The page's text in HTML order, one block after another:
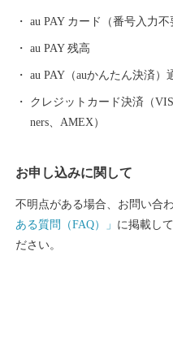
ろう！笑顔あふれるまち駒ヶ
解け水、昼夜の寒暖差が大き
品質の良い農産物を育みます
この恵まれた自然環境から生
au PAY カード（番号入力不
au PAY 残高
au PAY（auかんたん決済）
クレジットカード決済（
ners、AMEX）
お申し込みに関して
不明点がある場合、お問い合
ある質問（FAQ）」 に掲載し
ださい。